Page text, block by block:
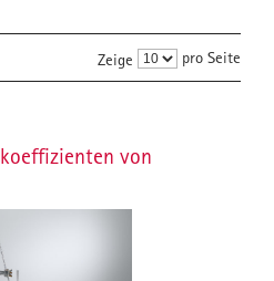
Zeige pro Seite
von